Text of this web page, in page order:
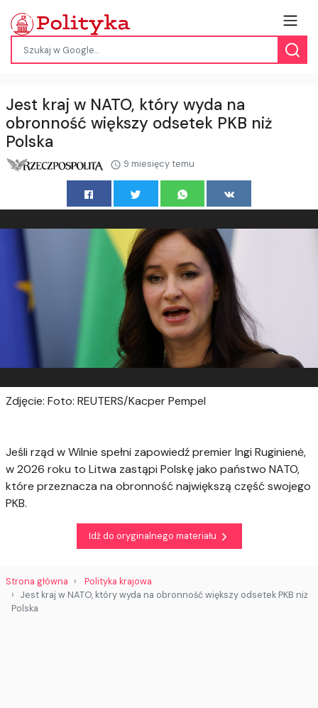
Jest kraj w NATO, który wyda na
obronność większy odsetek PKB niż
Polska
9 miesięcy temu
Zdjęcie: Foto: REUTERS/Kacper Pempel
Jeśli rząd w Wilnie spełni zapowiedź premier Ingi Ruginienė,
w 2026 roku to Litwa zastąpi Polskę jako państwo NATO,
które przeznacza na obronność największą część swojego
PKB.
Idź do oryginalnego materiału
Strona główna
Polityka krajowa
Jest kraj w NATO, który wyda na obronność większy odsetek PKB niż
Polska